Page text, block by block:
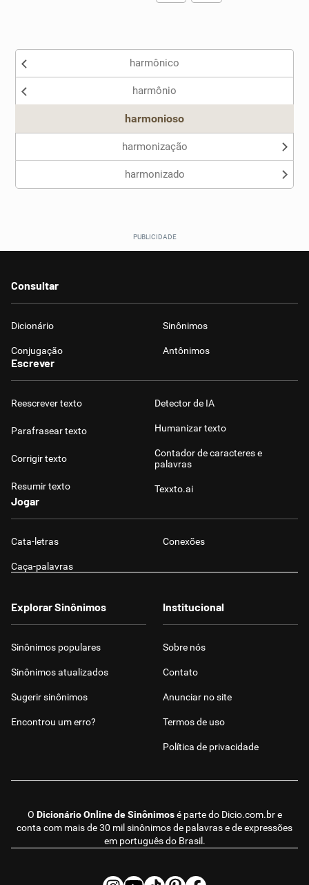
Nenhum dos sinônimos apresentados me ajudou
harmônico
harmônio
harmonioso
harmonização
harmonizado
Consultar
Dicionário Sinônimos
Conjugação Antônimos
Escrever
Reescrever texto
Parafrasear texto
Corrigir texto
Resumir texto
Detector de IA
Humanizar texto
Contador de caracteres e
palavras
Texxto.ai
Jogar
Cata-letras Conexões
Caça-palavras
O Dicionário Online de Sinônimosé parte do Dicio.com.bre
conta com mais de 30 mil sinônimos de palavras e de expressões
em português do Brasil.
Explorar Sinônimos
Sinônimos populares
Sinônimos atualizados
Sugerir sinônimos
Encontrou um erro?
Institucional
Sobre nós
Contato
Anunciar no site
Termos de uso
Política de privacidade